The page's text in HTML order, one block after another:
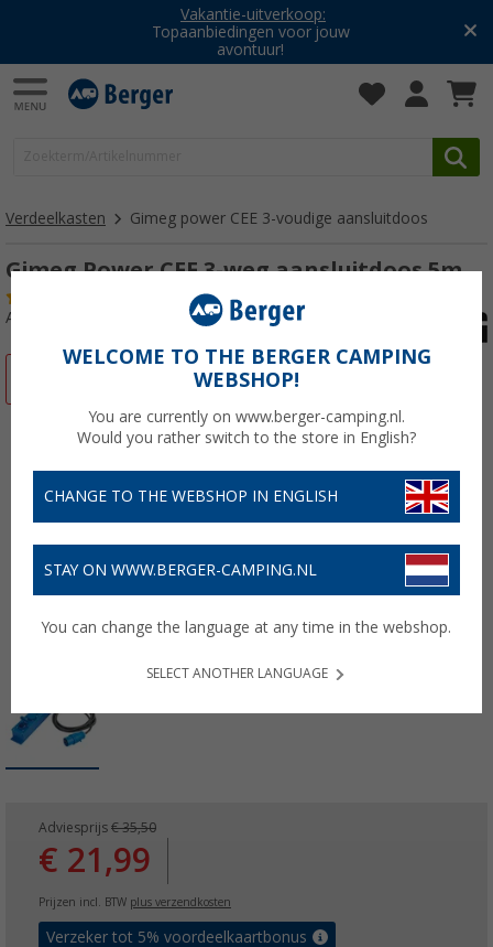
Vakantie-uitverkoop:
Topaanbiedingen voor jouw
avontuur!
Verdeelkasten Gimeg power CEE 3-voudige aansluitdoos
Gimeg Power CEE 3-weg aansluitdoos 5m
Artikelnr: 362180
Adviesprijs € 35,50
€ 21,99
Prijzen incl. BTW plus verzendkosten
Verzeker tot 5% voordeelkaartbonus
WELCOME TO THE BERGER CAMPING
WEBSHOP!
You are currently on www.berger-camping.nl.
Would you rather switch to the store in English?
CHANGE TO THE WEBSHOP IN ENGLISH
STAY ON WWW.BERGER-CAMPING.NL
You can change the language at any time in the webshop.
SELECT ANOTHER LANGUAGE